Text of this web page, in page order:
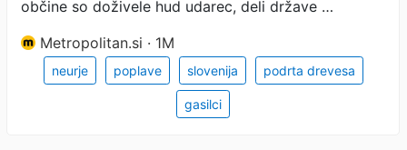
občine so doživele hud udarec, deli države …
Metropolitan.si · 1M
neurje poplave slovenija podrta drevesa
gasilci